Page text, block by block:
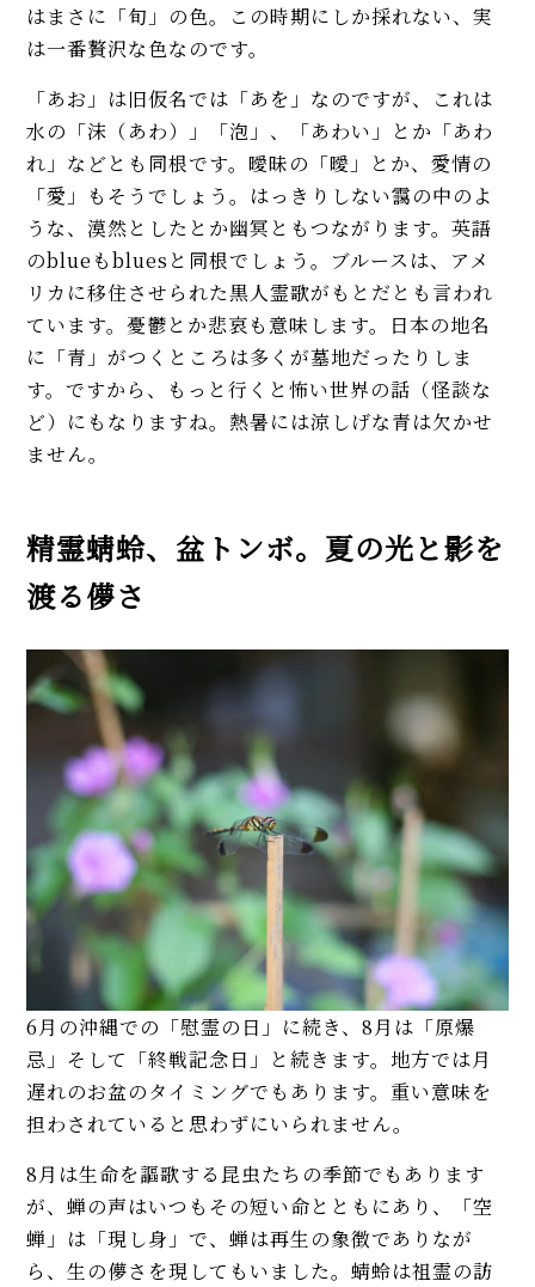
はまさに「旬」の色。この時期にしか採れない、実
は一番贅沢な色なのです。
「あお」は旧仮名では「あを」なのですが、これは
水の「沫（あわ）」「泡」、「あわい」とか「あわ
れ」などとも同根です。曖昧の「曖」とか、愛情の
「愛」もそうでしょう。はっきりしない靄の中のよ
うな、漠然としたとか幽冥ともつながります。英語
のblueもbluesと同根でしょう。ブルースは、アメ
リカに移住させられた黒人霊歌がもとだとも言われ
ています。憂鬱とか悲哀も意味します。日本の地名
に「青」がつくところは多くが墓地だったりしま
す。ですから、もっと行くと怖い世界の話（怪談な
ど）にもなりますね。熱暑には涼しげな青は欠かせ
ません。
精霊蜻蛉、盆トンボ。夏の光と影を
渡る儚さ
6月の沖縄での「慰霊の日」に続き、8月は「原爆
忌」そして「終戦記念日」と続きます。地方では月
遅れのお盆のタイミングでもあります。重い意味を
担わされていると思わずにいられません。
8月は生命を謳歌する昆虫たちの季節でもあります
が、蝉の声はいつもその短い命とともにあり、「空
蝉」は「現し身」で、蝉は再生の象徴でありなが
ら、生の儚さを現してもいました。蜻蛉は祖霊の訪